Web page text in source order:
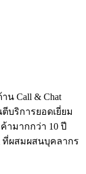
Call & Chat
ตีบริการยอดเยี่ยม
ามากกว่า 10 ปี
ที่ผสมผสนบุคลากร